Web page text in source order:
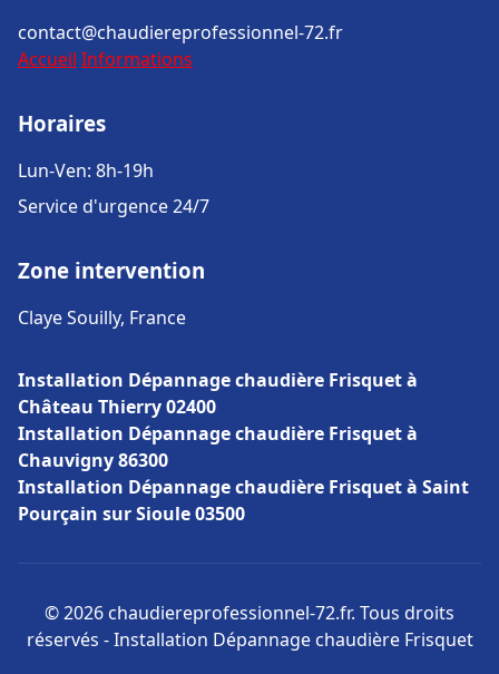
contact@chaudiereprofessionnel-72.fr
Accueil Informations
Horaires
Lun-Ven: 8h-19h
Service d'urgence 24/7
Zone intervention
Claye Souilly, France
Installation Dépannage chaudière Frisquet à
Château Thierry 02400
Installation Dépannage chaudière Frisquet à
Chauvigny 86300
Installation Dépannage chaudière Frisquet à Saint
Pourçain sur Sioule 03500
© 2026 chaudiereprofessionnel-72.fr. Tous droits
réservés - Installation Dépannage chaudière Frisquet